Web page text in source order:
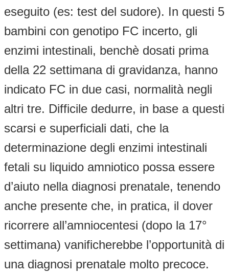
eseguito (es: test del sudore). In questi 5
bambini con genotipo FC incerto, gli
enzimi intestinali, benchè dosati prima
della 22 settimana di gravidanza, hanno
indicato FC in due casi, normalità negli
altri tre. Difficile dedurre, in base a questi
scarsi e superficiali dati, che la
determinazione degli enzimi intestinali
fetali su liquido amniotico possa essere
d’aiuto nella diagnosi prenatale, tenendo
anche presente che, in pratica, il dover
ricorrere all’amniocentesi (dopo la 17°
settimana) vanificherebbe l’opportunità di
una diagnosi prenatale molto precoce.